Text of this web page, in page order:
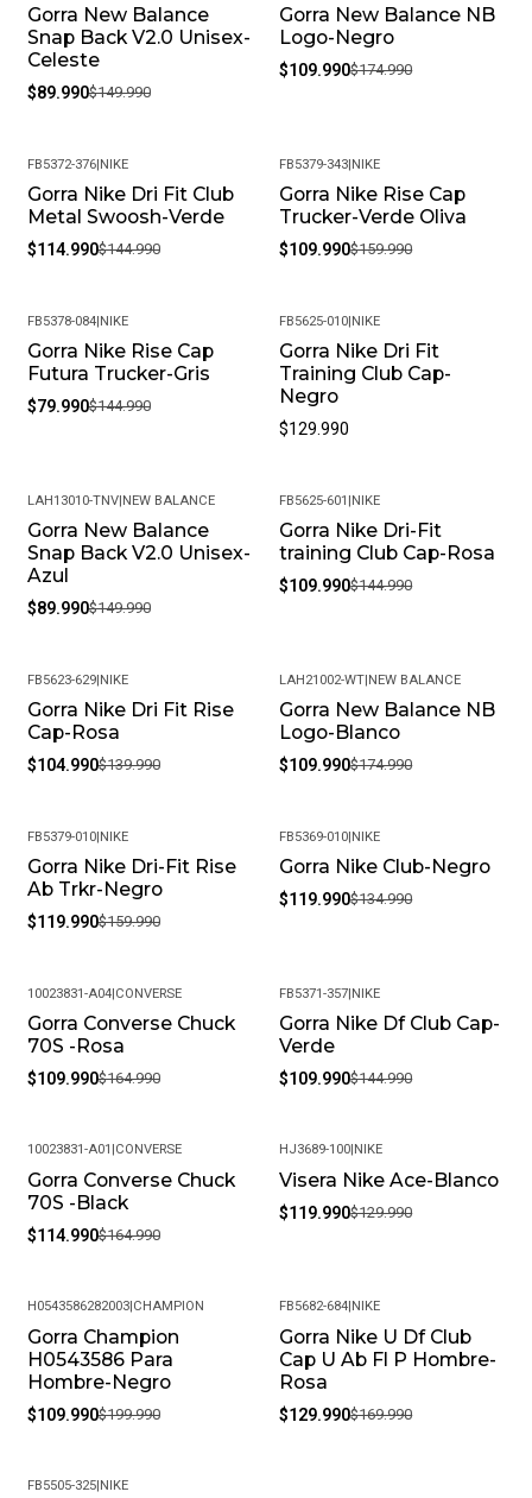
-40%
Gorra New Balance
Snap Back V2.0 Unisex-
Celeste
$89.990$149.990
-37%
Gorra New Balance NB
Logo-Negro
$109.990$174.990
-21%
FB5372-376|NIKE
Gorra Nike Dri Fit Club
Metal Swoosh-Verde
$114.990$144.990
-31%
FB5379-343|NIKE
Gorra Nike Rise Cap
Trucker-Verde Oliva
$109.990$159.990
-45%
FB5378-084|NIKE
Gorra Nike Rise Cap
Futura Trucker-Gris
$79.990$144.990
FB5625-010|NIKE
Gorra Nike Dri Fit
Training Club Cap-
Negro
$129.990
-40%
LAH13010-TNV|NEW BALANCE
Gorra New Balance
Snap Back V2.0 Unisex-
Azul
$89.990$149.990
-24%
FB5625-601 |NIKE
Gorra Nike Dri-Fit
training Club Cap-Rosa
$109.990$144.990
-25%
FB5623-629|NIKE
Gorra Nike Dri Fit Rise
Cap-Rosa
$104.990$139.990
-37%
LAH21002-WT|NEW BALANCE
Gorra New Balance NB
Logo-Blanco
$109.990$174.990
-25%
FB5379-010|NIKE
Gorra Nike Dri-Fit Rise
Ab Trkr-Negro
$119.990$159.990
-11%
FB5369-010|NIKE
Gorra Nike Club-Negro
$119.990$134.990
-33%
10023831-A04|CONVERSE
Gorra Converse Chuck
70S -Rosa
$109.990$164.990
-24%
FB5371-357|NIKE
Gorra Nike Df Club Cap-
Verde
$109.990$144.990
-30%
10023831-A01 CONVERSE
Gorra Converse Chuck
70S -Black
$114.990$164.990
-8%
HJ3689-100 NIKE
Visera Nike Ace-Blanco
$119.990$129.990
-45%
H0543586282003| CHAMPION
Gorra Champion
H0543586 Para
Hombre-Negro
$109.990$199.990
-24%
FB5682-684 NIKE
Gorra Nike U Df Club
Cap U Ab Fl P Hombre-
Rosa
$129.990$169.990
FB5505-325| NIKE